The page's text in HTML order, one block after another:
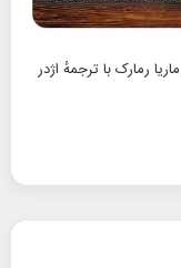
رمارک با ترجمهٔ اژدر